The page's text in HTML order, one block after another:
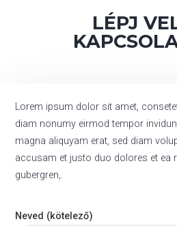
LÉPJ
Lorem ipsum dolor sit amet,
diam nonumy eirmod tempor
magna aliquyam erat, sed diam
accusam et justo duo dolores et ea
gubergren,.
Neved (kötelező)